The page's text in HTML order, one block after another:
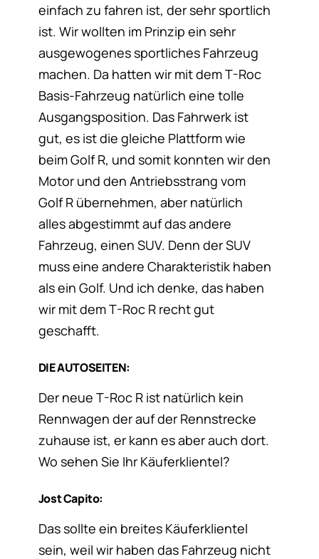
einfach zu fahren ist, der sehr sportlich
ist. Wir wollten im Prinzip ein sehr
ausgewogenes sportliches Fahrzeug
machen. Da hatten wir mit dem T-Roc
Basis-Fahrzeug natürlich eine tolle
Ausgangsposition. Das Fahrwerk ist
gut, es ist die gleiche Plattform wie
beim Golf R, und somit konnten wir den
Motor und den Antriebsstrang vom
Golf R übernehmen, aber natürlich
alles abgestimmt auf das andere
Fahrzeug, einen SUV. Denn der SUV
muss eine andere Charakteristik haben
als ein Golf. Und ich denke, das haben
wir mit dem T-Roc R recht gut
geschafft.
DIE AUTOSEITEN:
Der neue T-Roc R ist natürlich kein
Rennwagen der auf der Rennstrecke
zuhause ist, er kann es aber auch dort.
Wo sehen Sie Ihr Käuferklientel?
Jost Capito:
Das sollte ein breites Käuferklientel
sein, weil wir haben das Fahrzeug nicht